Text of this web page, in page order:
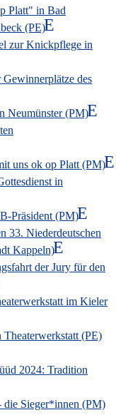
Platt" in Bad
(PE)
zur Knickpflege in
des
Neumünster (PM)
uns ok op Platt (PM)
in
Präsident (PM)
33. Niederdeutschen
Kappeln)
der Jury für den
im Kieler
(PE)
2024: Tradition
die Sieger*innen (PM)